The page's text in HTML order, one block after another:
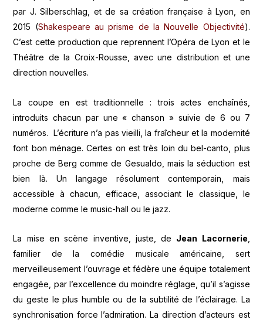
par J. Silberschlag, et de sa création française à Lyon, en
2015 (Shakespeare au prisme de la Nouvelle Objectivité).
C’est cette production que reprennent l’Opéra de Lyon et le
Théâtre de la Croix-Rousse, avec une distribution et une
direction nouvelles.
La coupe en est traditionnelle : trois actes enchaînés,
introduits chacun par une « chanson » suivie de 6 ou 7
numéros. L’écriture n’a pas vieilli, la fraîcheur et la modernité
font bon ménage. Certes on est très loin du bel-canto, plus
proche de Berg comme de Gesualdo, mais la séduction est
bien là. Un langage résolument contemporain, mais
accessible à chacun, efficace, associant le classique, le
moderne comme le music-hall ou le jazz.
La mise en scène inventive, juste, de Jean Lacornerie
familier de la comédie musicale américaine, sert
merveilleusement l’ouvrage et fédère une équipe totalement
engagée, par l’excellence du moindre réglage, qu’il s’agisse
du geste le plus humble ou de la subtilité de l’éclairage. La
synchronisation force l’admiration. La direction d’acteurs est